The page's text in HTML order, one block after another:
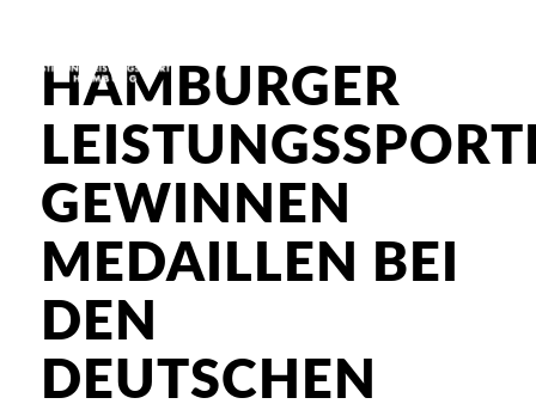
HAMBURGER
GEWINNEN
MEDAILLEN BEI
DEN
DEUTSCHEN